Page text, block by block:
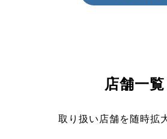
店舗一覧
取り扱い店舗を随時拡